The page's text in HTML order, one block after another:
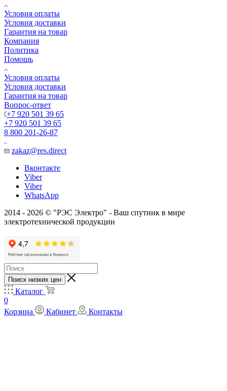
Условия оплаты
Условия доставки
Гарантия на товар
Компания
Политика
Помощь
Условия оплаты
Условия доставки
Гарантия на товар
Вопрос-ответ
+7 920 501 39 65
+7 920 501 39 65
8 800 201-26-87
zakaz@res.direct
Вконтакте
Viber
Viber
WhatsApp
2014 - 2026 © "РЭС Электро" - Ваш спутник в мире
электротехнической продукции
Поиск низких цен
Каталог
0
Корзина
Кабинет Контакты